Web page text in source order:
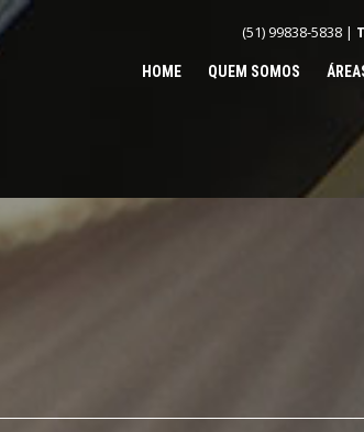
(51) 99838-5838 |
HOME QUEM SOMOS